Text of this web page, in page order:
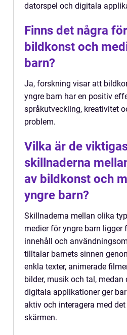
datorspel och digitala
Finns det några
bildkonst och
barn?
Ja, forskning visar att
yngre barn har en positiv
språkutveckling, kreativitet
problem.
Vilka är de
skillnaderna
av bildkonst och
yngre barn?
Skillnaderna mellan olika
medier för yngre barn ligger
innehåll och
tilltalar barnets sinnen
enkla texter, animerade
bilder, musik och tal, medan
digitala applikationer ger
aktiv och interagera med
skärmen.